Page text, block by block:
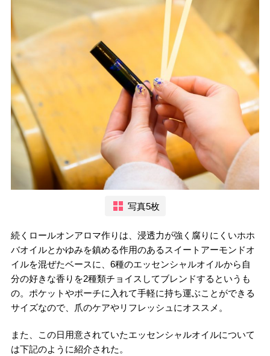
写真5枚
続くロールオンアロマ作りは、浸透力が強く腐りにくいホホ
バオイルとかゆみを鎮める作用のあるスイートアーモンドオ
イルを混ぜたベースに、6種のエッセンシャルオイルから自
分の好きな香りを2種類チョイスしてブレンドするというも
の。ポケットやポーチに入れて手軽に持ち運ぶことができる
サイズなので、爪のケアやリフレッシュにオススメ。
また、この日用意されていたエッセンシャルオイルについて
は下記のように紹介された。